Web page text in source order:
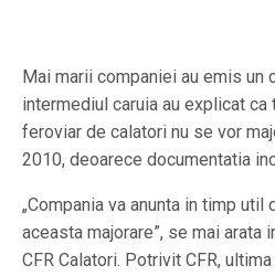
Mai marii companiei au emis un
intermediul caruia au explicat
feroviar de calatori nu se vor
2010, deoarece documentatia
„Compania va anunta in timp util
aceasta majorare”, se mai arata
CFR Calatori. Potrivit CFR,